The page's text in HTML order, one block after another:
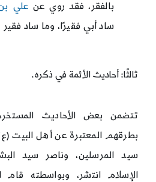
بالفقر، فقد روي عن علي
ساد أبي فقيرًا، وما ساد فقير
ثالثًا: أحاديث الأئمة في ذكره.
تتضمن بعض الأحاديث
بطرقهم المعتبرة عن أهل البيت
سيد المرسلين، وناصر سيد
الإسلام انتشر، وبواسطته قام